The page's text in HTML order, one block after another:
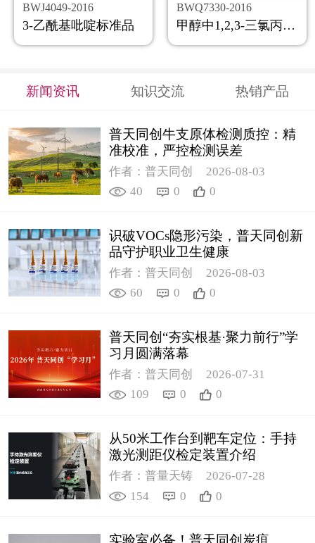
BWJ4049-2016
3-乙酰基吡啶标准品
BWQ7330-2016
甲醇中1,2,3-三氯丙烷溶液标准物质
新闻资讯 知识交流 热销产品
普天同创牛支原体检测质控：精
准校准，严控检测误差
作者：普天同创
2026-08-03
40
0 0
识破VOCs隐形污染，普天同创新
品守护职业卫生健康
作者：普天同创
2026-08-03
60
0 0
普天同创“夯实根基·聚力前行”学
习月圆满落幕
作者：普天同创
2026-07-31
109
0 0
从50米工作台到靶车定位：手持
激光测距仪检定装置介绍
作者：普量天铸
2026-07-28
154
0 0